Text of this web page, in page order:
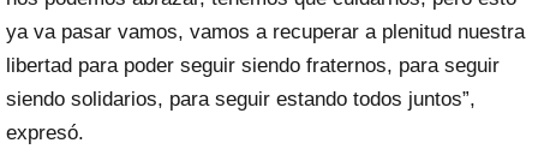
ya va pasar vamos, vamos a recuperar a plenitud nuestra
libertad para poder seguir siendo fraternos, para seguir
siendo solidarios, para seguir estando todos juntos”,
expresó.